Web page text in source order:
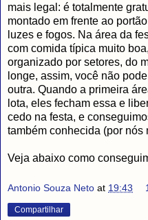
mais legal: é totalmente
montado em frente ao
luzes e fogos. Na área da
com comida típica muito
organizado por setores, do
longe, assim, você não
outra. Quando a primeira
lota, eles fecham essa e
cedo na festa, e
também conhecida (por nós
Veja abaixo como
Antonio Souza Neto at 19:43
Compartilhar